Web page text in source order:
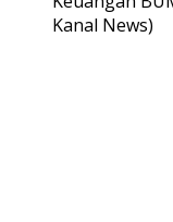
Kanal News)